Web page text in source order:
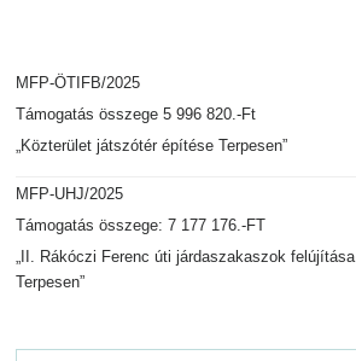
MFP-ÖTIFB/2025
Támogatás összege 5 996 820.-Ft
„Közterület játszótér építése Terpesen”
MFP-UHJ/2025
Támogatás összege: 7 177 176.-FT
„II. Rákóczi Ferenc úti járdaszakaszok felújítása
Terpesen”